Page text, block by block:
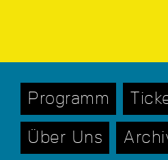
Programm
Über Uns